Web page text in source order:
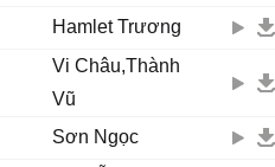
Hamlet Trương
Vi Châu,Thành
Vũ
Sơn Ngọc